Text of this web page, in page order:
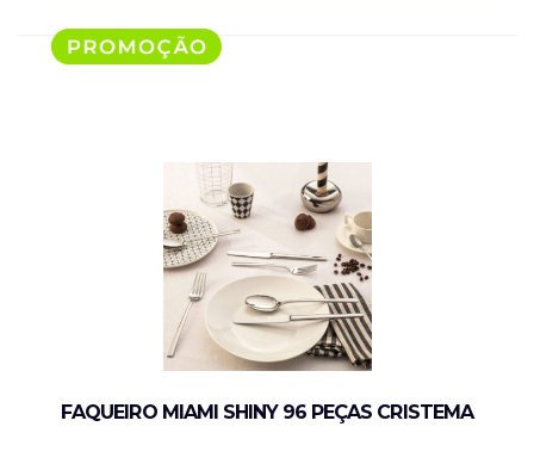
FAQUEIRO MIAMI SHINY 96 PEÇAS CRISTEMA